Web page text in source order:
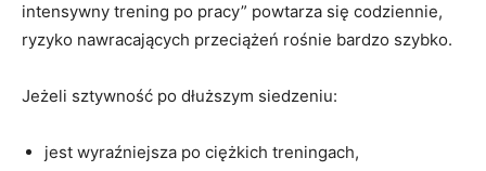
intensywny trening po pracy” powtarza się codziennie,
ryzyko nawracających przeciążeń rośnie bardzo szybko.
Jeżeli sztywność po dłuższym siedzeniu:
jest wyraźniejsza po ciężkich treningach,